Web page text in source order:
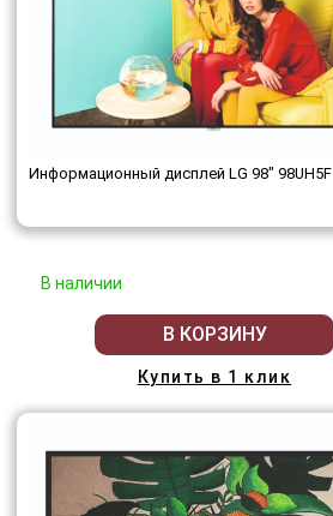
Информационный дисплей LG 98" 98UH5F
В наличии
В КОРЗИНУ
Купить в 1 клик